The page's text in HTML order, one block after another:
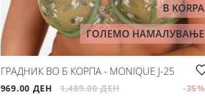
B KORPA
ГОЛЕМО НАМАЛУВАЊЕ
ГРАДНИК ВО Б КОРПА - MONIQUE Ј-25
969.00 ДЕН 1,489.00 ДЕН -35%